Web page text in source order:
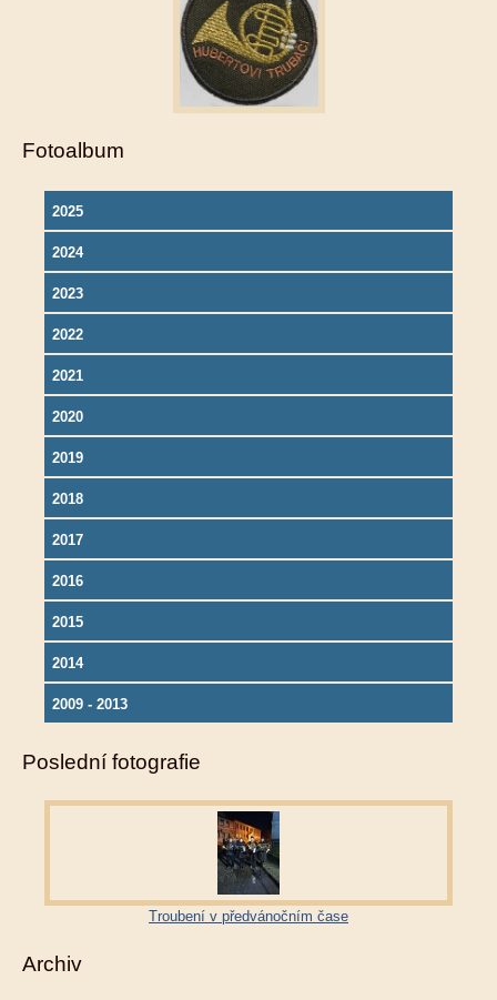
Fotoalbum
2025
2024
2023
2022
2021
2020
2019
2018
2017
2016
2015
2014
2009 - 2013
Poslední fotografie
Troubení v předvánočním čase
Archiv